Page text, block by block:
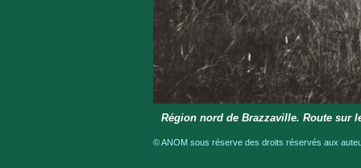
Région nord de Brazzaville. Route sur
© ANOM sous réserve des droits réservés aux